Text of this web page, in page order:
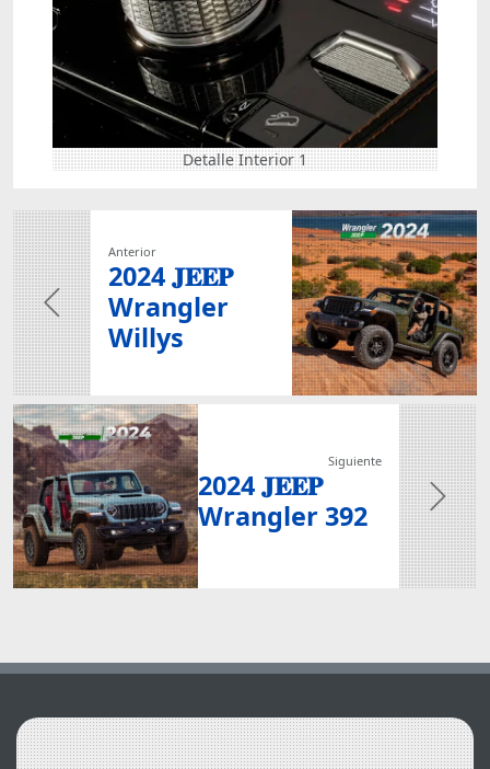
Detalle Interior 1
Anterior
2024 𝐉𝐄𝐄𝐏
Wrangler
Willys
Siguiente
2024 𝐉𝐄𝐄𝐏
Wrangler 392